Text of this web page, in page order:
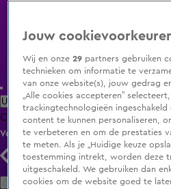
Uitzending Gemist Populaire programma's
ClipsFilmsRadioSmart TV inlog
Volg KIJK
Zoeken
Jouw
Wij en onze29 partners gebruiken
technieken om informatie te
van onze website(s), jouw gedrag
„Alle cookies accepteren”
trackingtechnologieën
content te kunnen personaliseren,
te verbeteren en om de prestaties
te meten. Als je „Huidige keuze
toestemming intrekt, worden deze
uitgeschakeld. We gebruiken dan
cookies om de website goed te